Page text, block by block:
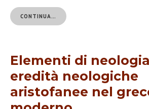
CONTINUA…
Elementi di
eredità neologiche
aristofanee nel